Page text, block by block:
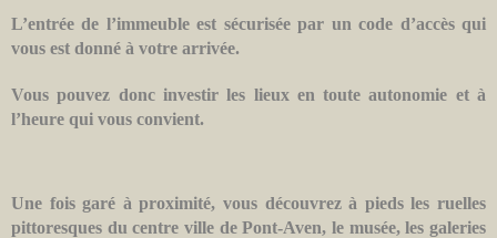
L’entrée de l’immeuble est sécurisée par un code d’accès qui
vous est donné à votre arrivée.
Vous pouvez donc investir les lieux en toute autonomie et à
l’heure qui vous convient.
Une fois garé à proximité, vous découvrez à pieds les ruelles
pittoresques du centre ville de Pont-Aven, le musée, les galeries